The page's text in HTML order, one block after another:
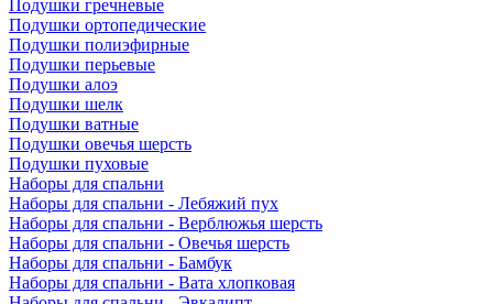
Подушки гречневые
Подушки ортопедические
Подушки полиэфирные
Подушки перьевые
Подушки алоэ
Подушки шелк
Подушки ватные
Подушки овечья шерсть
Подушки пуховые
Наборы для спальни
Наборы для спальни - Лебяжий пух
Наборы для спальни - Верблюжья шерсть
Наборы для спальни - Овечья шерсть
Наборы для спальни - Бамбук
Наборы для спальни - Вата хлопковая